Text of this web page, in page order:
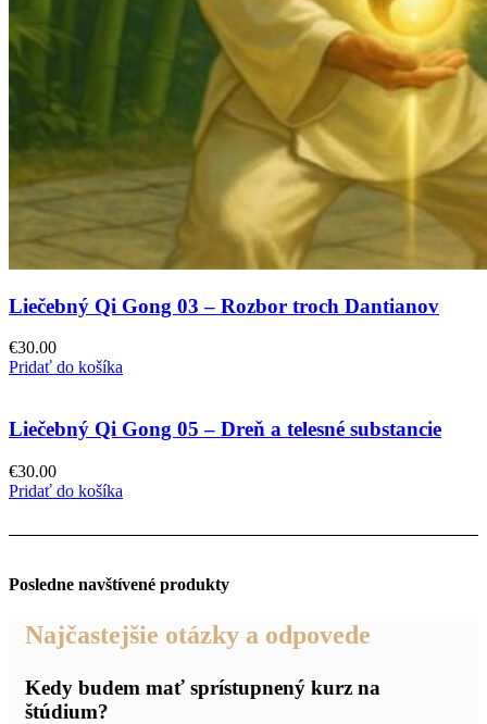
Liečebný Qi Gong 03 – Rozbor troch Dantianov
€30.00
Pridať do košíka
Liečebný Qi Gong 05 – Dreň a telesné substancie
€30.00
Pridať do košíka
Posledne navštívené produkty
Najčastejšie otázky a odpovede
Kedy budem mať sprístupnený kurz na
štúdium?